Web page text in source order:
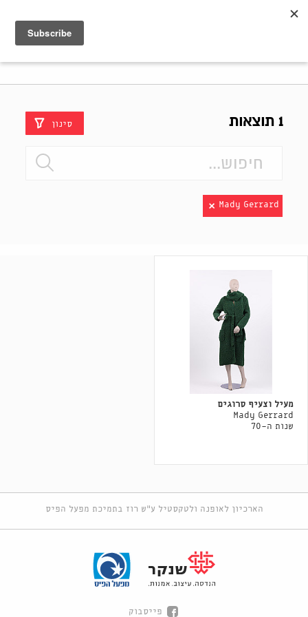
1 תוצאות סינון
Mady Gerrard
מעיל וצעיף סרוגים
Mady Gerrard
שנות ה-70
הארכיון לאופנה ולטקסטיל ע"ש רוז בתמיכת מפעל הפיס
פייסבוק